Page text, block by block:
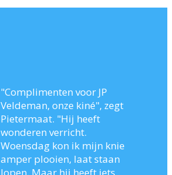
"Complimenten voor JP
Veldeman, onze kiné", zegt
Pietermaat. "Hij heeft
wonderen verricht.
Woensdag kon ik mijn knie
amper plooien, laat staan